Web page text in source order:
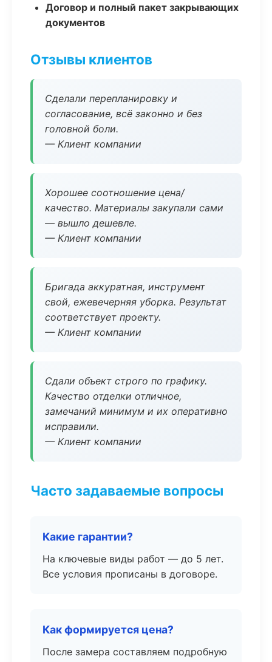
Договор и полный пакет закрывающих
документов
Отзывы клиентов
Сделали перепланировку и
согласование, всё законно и без
головной боли.
— Клиент компании
Хорошее соотношение цена/
качество. Материалы закупали сами
— вышло дешевле.
— Клиент компании
Бригада аккуратная, инструмент
свой, ежевечерняя уборка. Результат
соответствует проекту.
— Клиент компании
Сдали объект строго по графику.
Качество отделки отличное,
замечаний минимум и их оперативно
исправили.
— Клиент компании
Часто задаваемые вопросы
Какие гарантии?
На ключевые виды работ — до 5 лет.
Все условия прописаны в договоре.
Как формируется цена?
После замера составляем подробную